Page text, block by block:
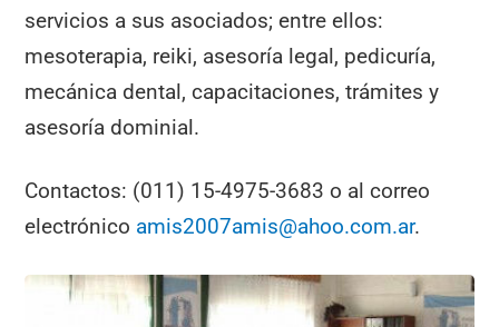
servicios a sus asociados; entre ellos:
mesoterapia, reiki, asesoría legal, pedicuría,
mecánica dental, capacitaciones, trámites y
asesoría dominial.
Contactos: (011) 15-4975-3683 o al correo
electrónico amis2007amis@ahoo.com.ar.